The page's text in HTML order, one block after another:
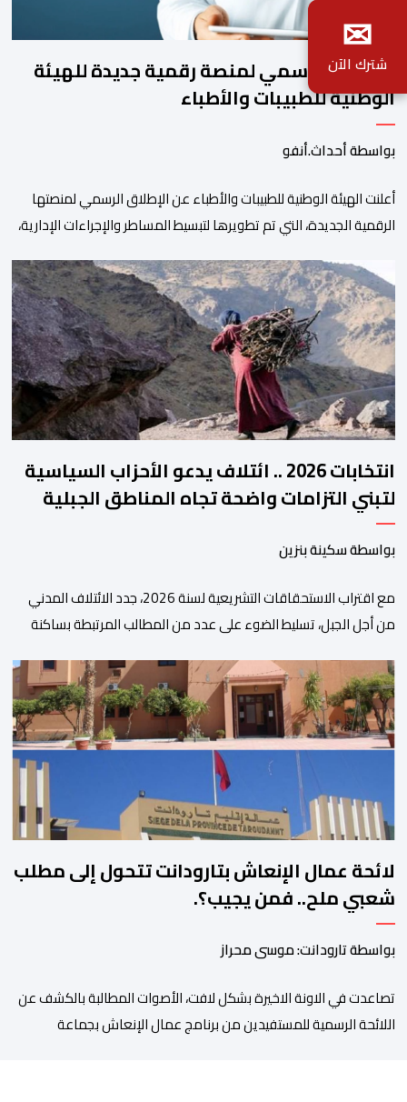
الإطلاق الرسمي لمنصة رقمية جديدة للهيئة
الوطنية للطبيبات والأطباء
بواسطة أحداث.أنفو
أعلنت الهيئة الوطنية للطبيبات والأطباء عن الإطلاق الرسمي لمنصتها
الرقمية الجديدة، التي تم تطويرها لتبسيط المساطر والإجراءات الإدارية،
والمجالس الجهوية للهيئة إلى جانب الهيئة الوطنية. وذكر بلاغ للهيئة أن
هذه المنصة، التي تم إطلاقها في إطار استراتيجيتها الرامية إلى التحديث
والتحول الرقمي، تشكل خطوة مهمة في […]
انتخابات 2026 .. ائتلاف يدعو الأحزاب السياسية
لتبني التزامات واضحة تجاه المناطق الجبلية
بواسطة سكينة بنزين
مع اقتراب الاستحقاقات التشريعية لسنة 2026، جدد الائتلاف المدني
من أجل الجبل، تسليط الضوء على عدد من المطالب المرتبطة بساكنة
فيها الأحزاب السياسية، إلى ادراج 10 التزامات ضمن برامجها الانتخابية
المنتظرة، في إطار تعاقد سياسي مع المناطق الجبلية والانتقال من
الوعود الانتخابية إلى التزامات عملية […]
لائحة عمال الإنعاش بتارودانت تتحول إلى مطلب
شعبي ملح.. فمن يجيب؟.
بواسطة تارودانت: موسى محراز
تصاعدت في الاونة الاخيرة بشكل لافت، الأصوات المطالبة بالكشف عن
اللائحة الرسمية للمستفيدين من برنامج عمال الإنعاش بجماعة
✉
شترك الآن